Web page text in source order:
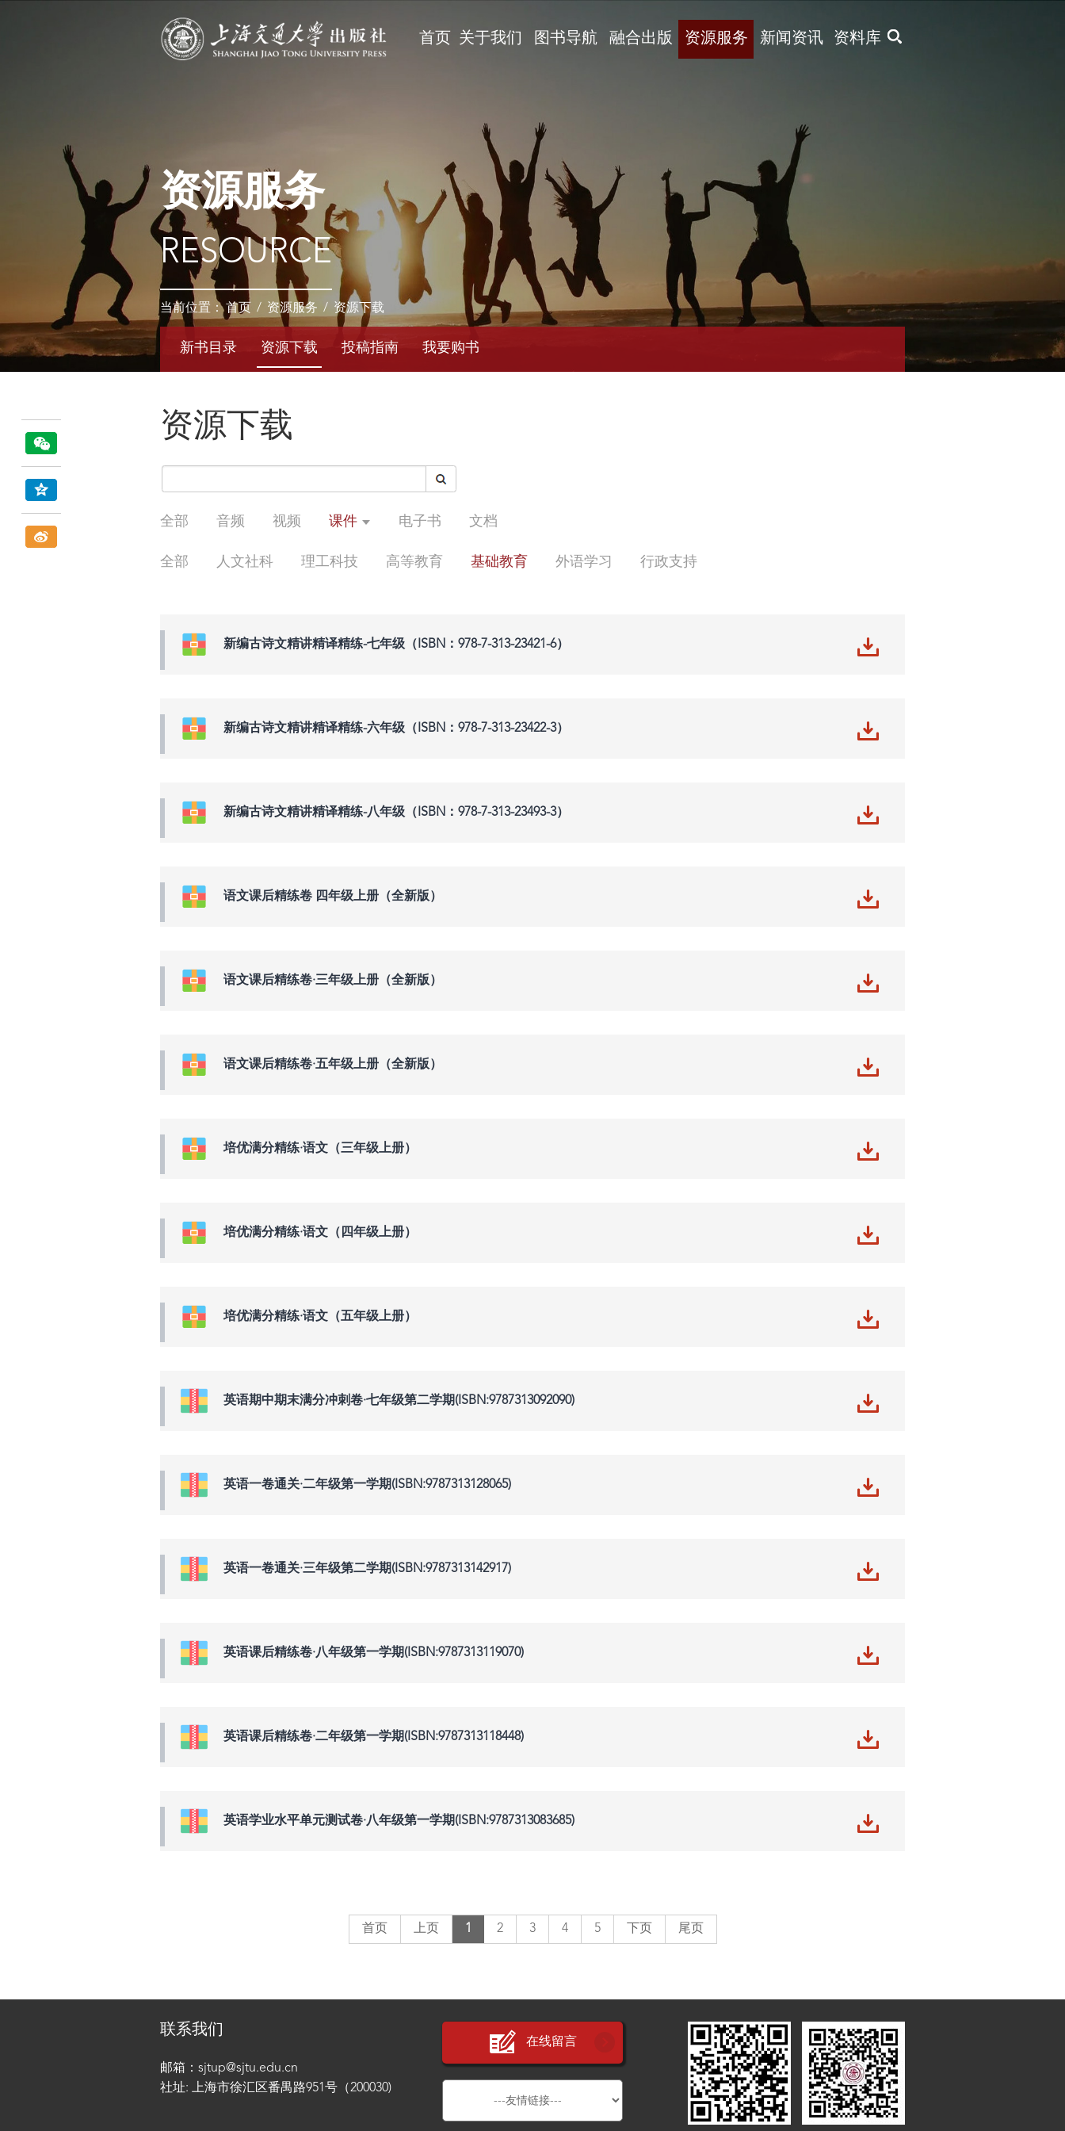
X
首页 关于我们 图书导航 融合出版 资源服务 新闻资讯 资料库
资源服务
RESOURCE
当前位置：首页 / 资源服务 / 资源下载
新书目录 资源下载 投稿指南 我要购书
资源下载
全部 音频 视频 课件 电子书 文档
全部 人文社科 理工科技 高等教育 基础教育 外语学习 行政支持
新编古诗文精讲精译精练-七年级（ISBN：978-7-313-23421-6）
新编古诗文精讲精译精练-六年级（ISBN：978-7-313-23422-3）
新编古诗文精讲精译精练-八年级（ISBN：978-7-313-23493-3）
语文课后精练卷 四年级上册（全新版）
语文课后精练卷·三年级上册（全新版）
语文课后精练卷·五年级上册（全新版）
培优满分精练·语文（三年级上册）
培优满分精练·语文（四年级上册）
培优满分精练·语文（五年级上册）
英语期中期末满分冲刺卷·七年级第二学期(ISBN:9787313092090)
英语一卷通关·二年级第一学期(ISBN:9787313128065)
英语一卷通关·三年级第二学期(ISBN:9787313142917)
英语课后精练卷·八年级第一学期(ISBN:9787313119070)
英语课后精练卷·二年级第一学期(ISBN:9787313118448)
英语学业水平单元测试卷·八年级第一学期(ISBN:9787313083685)
首页 上页 1 2 3 4 5 下页 尾页
联系我们
邮箱：sjtup@sjtu.edu.cn
社址: 上海市徐汇区番禺路951号（200030)
在线留言